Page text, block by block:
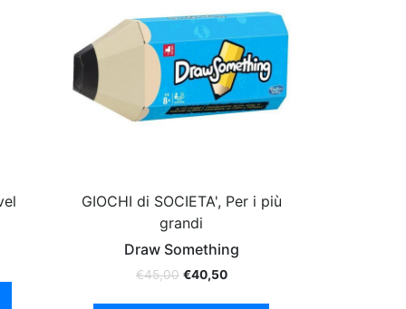
GIOCHI di SOCIETA', Per i più
grandi
Draw Something
€45,00 €40,50